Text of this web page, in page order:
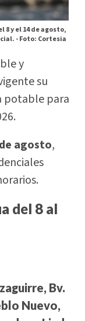
8 y el 14 de agosto,
-Foto: Cortesia
y
su
potable para
agosto,
del 8 al
Bv.
Nuevo,